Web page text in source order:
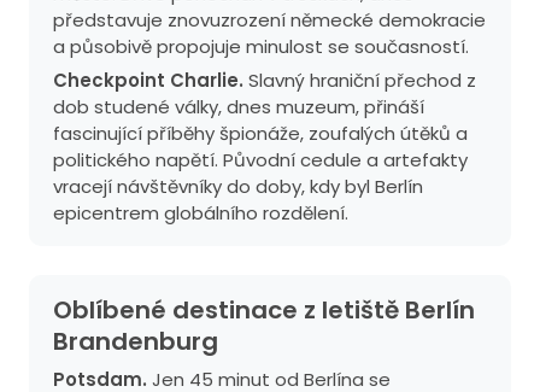
představuje znovuzrození německé demokracie
a působivě propojuje minulost se současností.
Checkpoint Charlie. Slavný hraniční přechod z
dob studené války, dnes muzeum, přináší
fascinující příběhy špionáže, zoufalých útěků a
politického napětí. Původní cedule a artefakty
vracejí návštěvníky do doby, kdy byl Berlín
epicentrem globálního rozdělení.
Oblíbené destinace z letiště Berlín
Brandenburg
Potsdam. Jen 45 minut od Berlína se